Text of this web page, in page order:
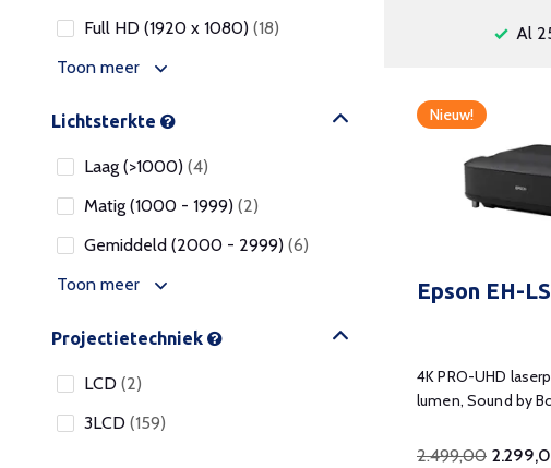
Full HD (1920 x 1080) (18)
Toon meer
Lichtsterkte
Laag (>1000) (4)
Matig (1000 - 1999) (2)
Gemiddeld (2000 - 2999) (6)
Toon meer
Projectietechniek
LCD (2)
3LCD (159)
Al
Nieuw!
Epson EH-
4K PRO-UHD
lumen, Sound by
2.499,00